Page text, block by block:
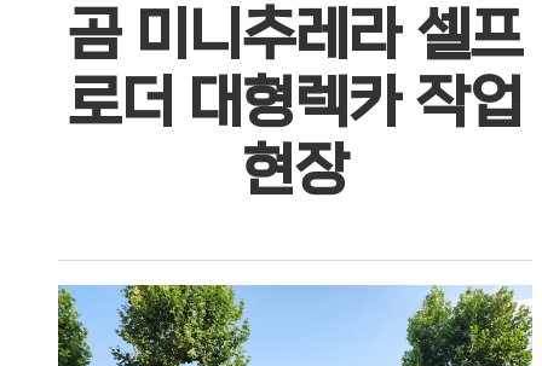
곰 미니추레라 셀프
로더 대형렉카 작업
현장